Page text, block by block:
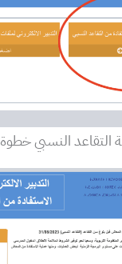
التقاعد النسبي خطوة 1